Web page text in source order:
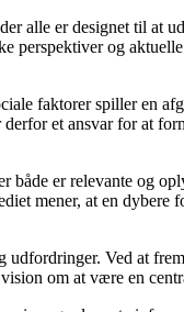
alle er designet til at
og
faktorer spiller en
et ansvar for at
er relevante og
mener, at en
Ved at
om at være en